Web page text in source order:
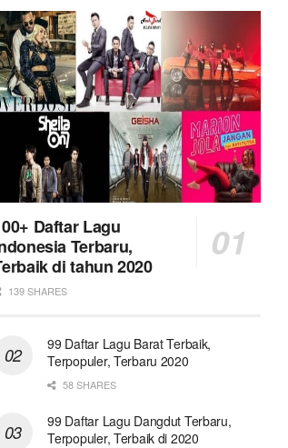
Daftar Lagu
Terbaru,
di tahun 2020
139 SHARES
99 Daftar Lagu Barat Terbaik,
Terpopuler, Terbaru 2020
58 SHARES
99 Daftar Lagu Dangdut Terbaru,
Terpopuler, Terbaik di 2020